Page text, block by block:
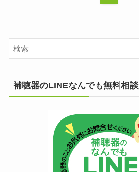
補聴器のLINEなんでも無料相談